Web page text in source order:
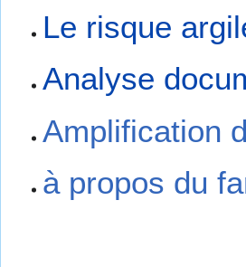
Le risque
Analyse
Amplification
à propos du